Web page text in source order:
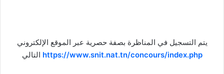
يتم التسجيل في المناظرة بصفة حصرية عبر الموقع الإلكتروني
https://www.snit.nat.tn/concours/index.php